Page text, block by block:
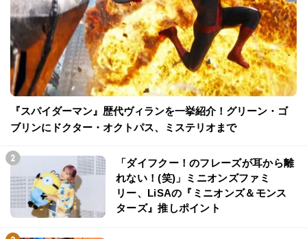
『スパイダーマン』歴代ヴィランを一挙紹介！グリーン・ゴ
ブリンにドクター・オクトパス、ミステリオまで
「ダイフクー！のフレーズが耳から離
れない！(笑)」ミニオンズファミ
リー、LiSAの『ミニオンズ＆モンス
ターズ』推しポイント